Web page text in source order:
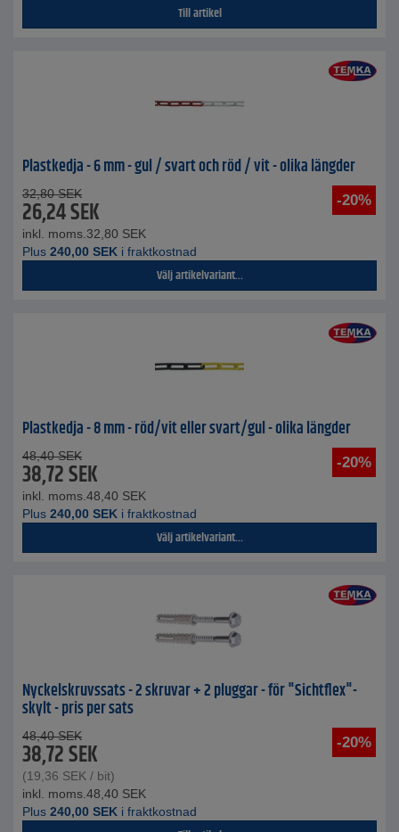
Till artikel
Plastkedja - 6 mm - gul / svart och röd / vit - olika längder
-20%
32,80 SEK
26,24SEK
inkl. moms. 32,80 SEK
Plus 240,00 SEK i fraktkostnad
Välj artikelvariant...
Plastkedja - 8 mm - röd/vit eller svart/gul - olika längder
-20%
48,40 SEK
38,72SEK
inkl. moms. 48,40 SEK
Plus 240,00 SEK i fraktkostnad
Välj artikelvariant...
Nyckelskruvssats - 2 skruvar + 2 pluggar - för "Sichtflex"-
skylt - pris per sats
-20%
48,40 SEK
38,72SEK
(19,36 SEK / bit)
inkl. moms. 48,40 SEK
Plus 240,00 SEK i fraktkostnad